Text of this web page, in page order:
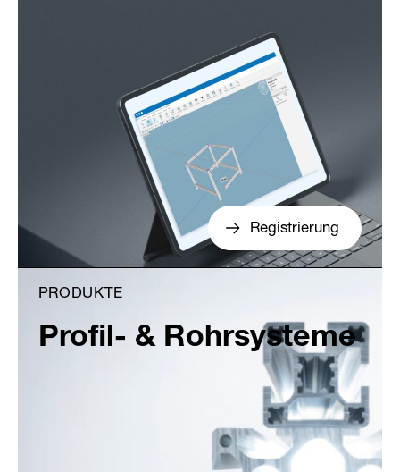
Registrierung
PRODUKTE
Profil- & Rohrsysteme